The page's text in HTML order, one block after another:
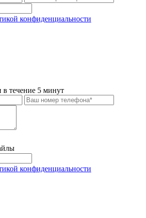
конфиденциальности
течение 5 минут
конфиденциальности